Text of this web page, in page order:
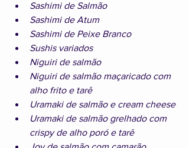
Sashimi de Salmão
Sashimi de Atum
Sashimi de Peixe Branco
Sushis variados
Niguiri de salmão
Niguiri de salmão maçaricado com
alho frito e tarê
Uramaki de salmão e cream cheese
Uramaki de salmão grelhado com
crispy de alho poró e tarê